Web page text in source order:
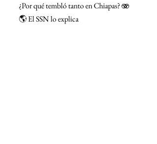
¿Por qué tembló tanto en Chiapas? 🫨
🌎 El SSN lo explica